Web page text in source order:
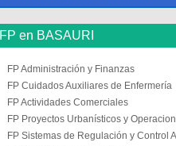
FP en BASAURI
FP Administración y Finanzas
FP Cuidados Auxiliares de Enfermería
FP Actividades Comerciales
FP Proyectos Urbanísticos y
FP Sistemas de Regulación y Control